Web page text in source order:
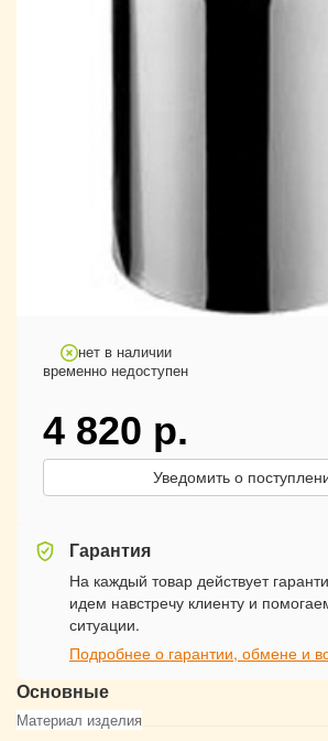
Основные
Материал изделия
нет в наличии
временно недоступен
4 820 р.
Уведомить о
Гарантия
На каждый товар действует
идем навстречу клиенту и
ситуации.
Подробнее о гарантии, обмене и